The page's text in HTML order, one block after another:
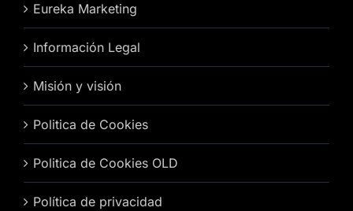
Eureka Marketing
Información Legal
Misión y visión
Politica de Cookies
Politica de Cookies OLD
Política de privacidad